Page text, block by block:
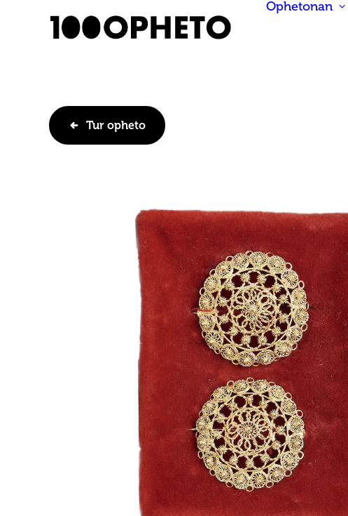
Ophetonan
Tur opheto